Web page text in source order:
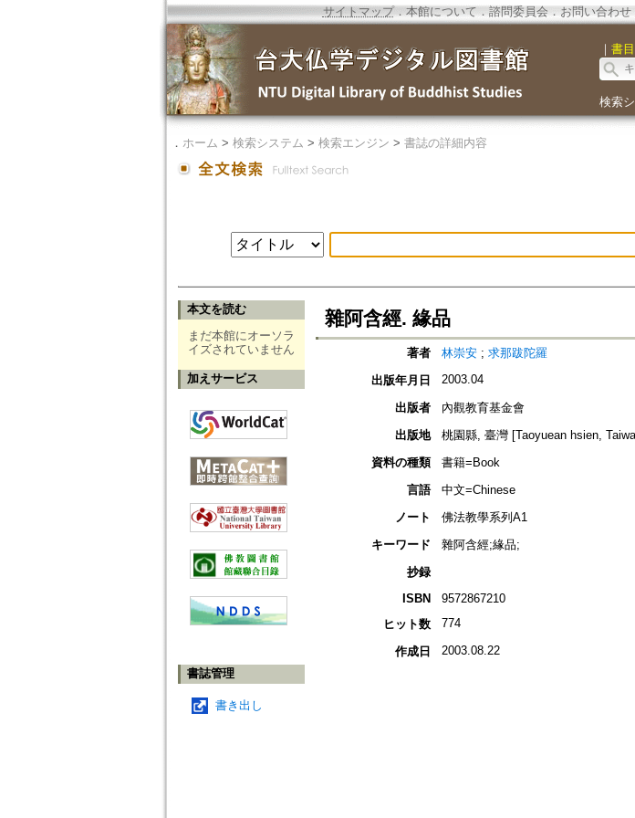
サイトマップ．本館について ． 諮問委員会． お問い合わせ
｜ 書目
検索
． ホーム > 検索システム > 検索エンジン > 書誌の詳細内容
本文を読む
まだ本館にオーソラ
イズされていません
加えサービス
書誌管理
書き出し
雜阿含經. 緣品
著者 林崇安; 求那跋陀羅
出版年月日
2003.04
出版者
內觀教育基金會
出版地
桃園縣, 臺灣 [Taoyuean hsien,
資料の種類
書籍=Book
言語
中文=Chinese
ノート
佛法教學系列A1
キーワード
雜阿含經;緣品;
抄録
ISBN
9572867210
ヒット数
774
作成日 2003.08.22